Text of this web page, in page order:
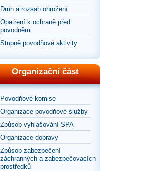
Druh a rozsah ohrožení
Opatření k ochraně před
povodněmi
Stupně povodňové aktivity
Organizační část
Povodňové komise
Organizace povodňové služby
Způsob vyhlašování SPA
Organizace dopravy
Způsob zabezpečení
záchranných a zabezpečovacích
prostředků